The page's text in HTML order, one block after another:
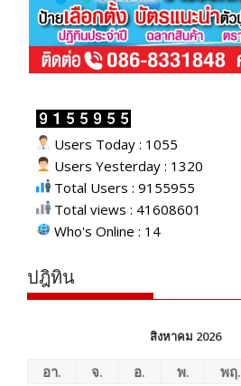
Users Today : 1055
Users Yesterday : 1320
Total Users : 9155955
Total views : 41608601
Who's Online : 14
ปฎิทิน
สิงหาคม 2026
อา. จ. อ. พ. พฤ.